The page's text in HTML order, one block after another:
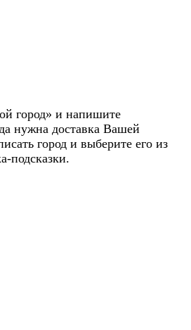
город» и напишите
нужна доставка Вашей
город и выберите его из
подсказки.